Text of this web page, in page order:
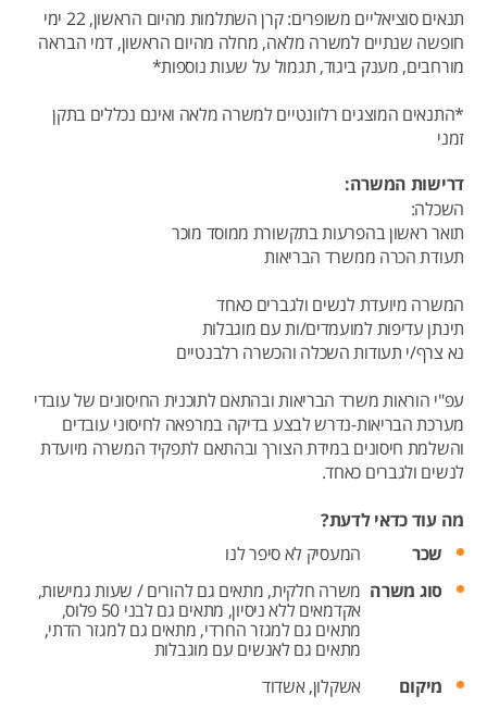
תנאים סוציאליים משופרים: קרן השתלמות מהיום הראשון, 22 ימי
חופשה שנתיים למשרה מלאה, מחלה מהיום הראשון, דמי הבראה
מורחבים, מענק ביגוד, תגמול על שעות נוספות*
*התנאים המוצגים רלוונטיים למשרה מלאה ואינם נכללים בתקן
זמני
דרישות המשרה:
השכלה:
תואר ראשון בהפרעות בתקשורת ממוסד מוכר
תעודת הכרה ממשרד הבריאות
המשרה מיועדת לנשים ולגברים כאחד
תינתן עדיפות למועמדים/ות עם מוגבלות
נא צרף/י תעודות השכלה והכשרה רלבנטיים
עפ"י הוראות משרד הבריאות ובהתאם לתוכנית החיסונים של עובדי
מערכת הבריאות-נדרש לבצע בדיקה במרפאה לחיסוני עובדים
והשלמת חיסונים במידת הצורך ובהתאם לתפקיד המשרה מיועדת
לנשים ולגברים כאחד.
מה עוד כדאי לדעת?
שכר
המעסיק לא סיפר לנו
סוג משרה משרה חלקית, מתאים גם להורים / שעות גמישות,
אקדמאים ללא ניסיון, מתאים גם לבני 50 פלוס,
מתאים גם למגזר החרדי, מתאים גם למגזר הדתי,
מתאים גם לאנשים עם מוגבלות
מיקום
אשקלון,אשדוד